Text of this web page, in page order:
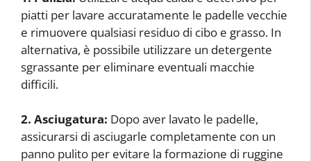
piatti per lavare accuratamente le padelle vecchie
e rimuovere qualsiasi residuo di cibo e grasso. In
alternativa, è possibile utilizzare un detergente
sgrassante per eliminare eventuali macchie
difficili.
2. Asciugatura: Dopo aver lavato le padelle,
assicurarsi di asciugarle completamente con un
panno pulito per evitare la formazione di ruggine